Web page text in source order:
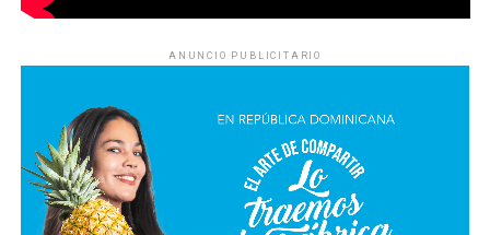
ANUNCIO PUBLICITARIO